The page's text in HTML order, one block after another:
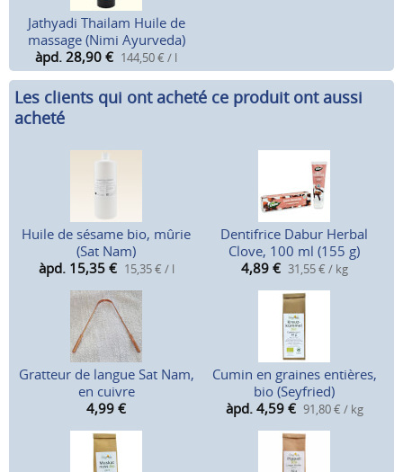
Jathyadi Thailam Huile de
massage (Nimi Ayurveda)
àpd. 28,90 € 144,50 € / l
Les clients qui ont acheté ce produit ont aussi
acheté
Huile de sésame bio, mûrie
(Sat Nam)
àpd. 15,35 € 15,35 € / l
Dentifrice Dabur Herbal
Clove, 100 ml (155 g)
4,89 € 31,55 € / kg
Gratteur de langue Sat Nam,
en cuivre
4,99 €
Cumin en graines entières,
bio (Seyfried)
àpd. 4,59 € 91,80 € / kg